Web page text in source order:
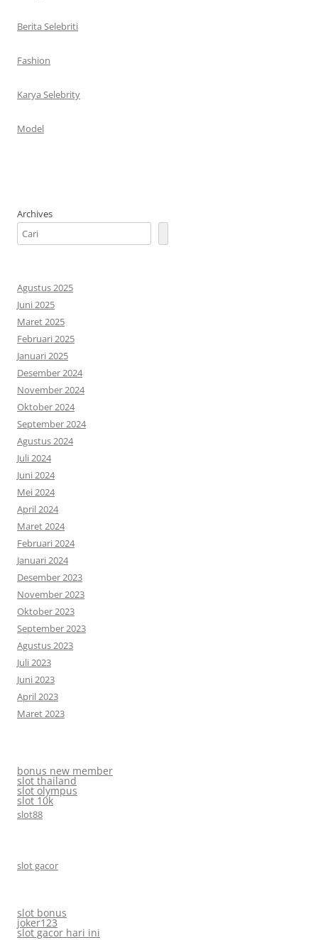
Berita Selebriti
Fashion
Karya Selebrity
Model
Archives
Agustus 2025
Juni 2025
Maret 2025
Februari 2025
Januari 2025
Desember 2024
November 2024
Oktober 2024
September 2024
Agustus 2024
Juli 2024
Juni 2024
Mei 2024
April 2024
Maret 2024
Februari 2024
Januari 2024
Desember 2023
November 2023
Oktober 2023
September 2023
Agustus 2023
Juli 2023
Juni 2023
April 2023
Maret 2023
bonus new member
slot thailand
slot olympus
slot 10k
slot88
slot gacor
slot bonus
joker123
slot gacor hari ini